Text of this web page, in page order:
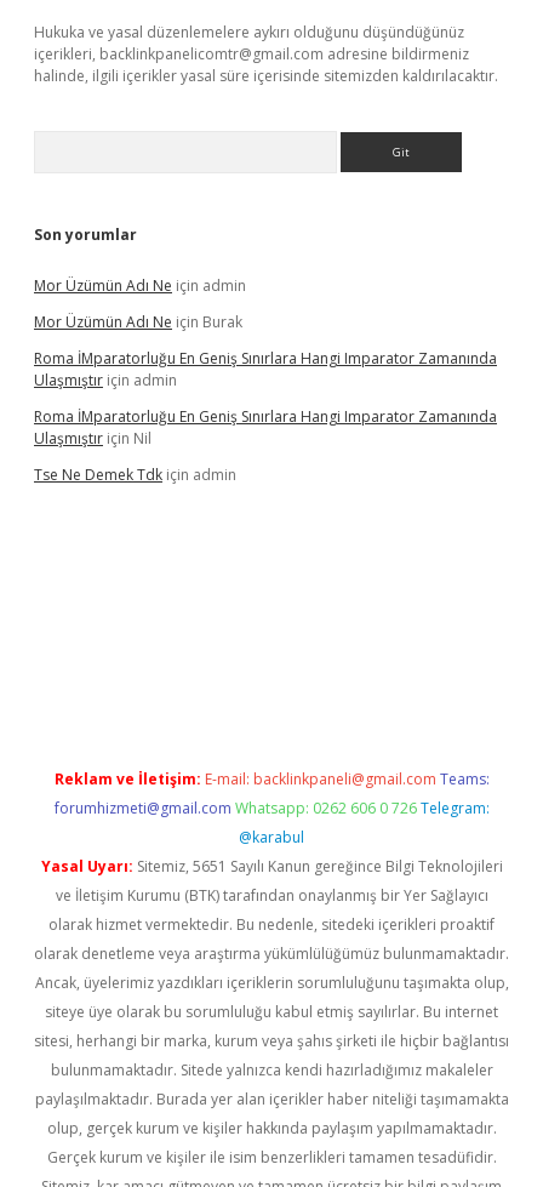
Hukuka ve yasal düzenlemelere aykırı olduğunu düşündüğünüz
içerikleri, backlinkpanelicomtr@gmail.com adresine bildirmeniz
halinde, ilgili içerikler yasal süre içerisinde sitemizden kaldırılacaktır.
Son yorumlar
Mor Üzümün Adı Ne için admin
Mor Üzümün Adı Ne için Burak
Roma İMparatorluğu En Geniş Sınırlara Hangi Imparator Zamanında
Ulaşmıştır için admin
Roma İMparatorluğu En Geniş Sınırlara Hangi Imparator Zamanında
Ulaşmıştır için Nil
Tse Ne Demek Tdk için admin
Reklam ve İletişim: E-mail: backlinkpaneli@gmail.com Teams:
forumhizmeti@gmail.com Whatsapp: 0262 606 0 726 Telegram:
@karabul
Yasal Uyarı: Sitemiz, 5651 Sayılı Kanun gereğince Bilgi Teknolojileri
ve İletişim Kurumu (BTK) tarafından onaylanmış bir Yer Sağlayıcı
olarak hizmet vermektedir. Bu nedenle, sitedeki içerikleri proaktif
olarak denetleme veya araştırma yükümlülüğümüz bulunmamaktadır.
Ancak, üyelerimiz yazdıkları içeriklerin sorumluluğunu taşımakta olup,
siteye üye olarak bu sorumluluğu kabul etmiş sayılırlar. Bu internet
sitesi, herhangi bir marka, kurum veya şahıs şirketi ile hiçbir bağlantısı
bulunmamaktadır. Sitede yalnızca kendi hazırladığımız makaleler
paylaşılmaktadır. Burada yer alan içerikler haber niteliği taşımamakta
olup, gerçek kurum ve kişiler hakkında paylaşım yapılmamaktadır.
Gerçek kurum ve kişiler ile isim benzerlikleri tamamen tesadüfidir.